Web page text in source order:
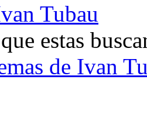
Tubau
estas
de Ivan